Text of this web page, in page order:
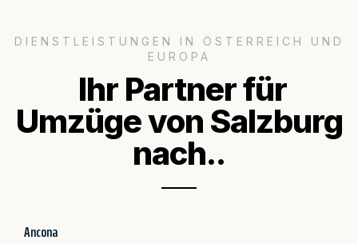
DIENSTLEISTUNGEN IN ÖSTERREICH UND
EUROPA
Ihr Partner für
Umzüge von Salzburg
nach..
Ancona